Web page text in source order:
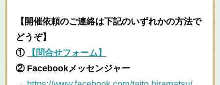
【開催依頼のご連絡は下記のいずれかの方法で
どうぞ】
①
【問合せフォーム】
② Facebookメッセンジャー